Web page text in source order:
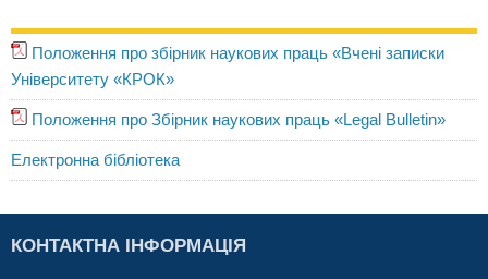
Положення про збірник наукових праць «Вчені записки
Університету «КРОК»
Положення про Збірник наукових праць «Legal Bulletin»
Електронна бібліотека
КОНТАКТНА ІНФОРМАЦІЯ